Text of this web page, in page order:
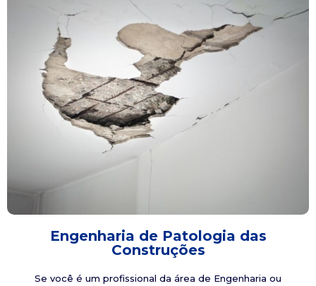
Engenharia de Patologia das
Construções
Se você é um profissional da área de Engenharia ou